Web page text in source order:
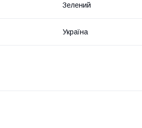
Зелений
Україна